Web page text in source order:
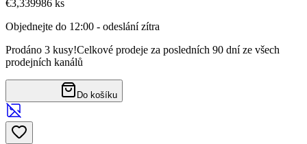
€3,339986 ks
Objednejte do 12:00 - odeslání zítra
Prodáno 3 kusy!Celkové prodeje za posledních 90 dní ze všech
prodejních kanálů
Do košíku